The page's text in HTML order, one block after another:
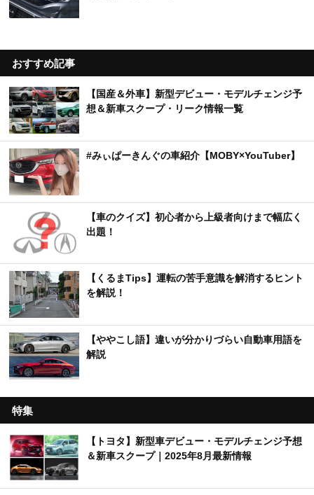
おすすめ記事
【国産＆外車】新型デビュー・モデルチェンジ予
想＆新車スクープ・リーク情報一覧
#みぃぱーきんぐの車紹介【MOBY×YouTuber】
【車のクイズ】初心者から上級者向けまで幅広く
出題！
【くるまTips】運転の苦手意識を解消するヒント
を解説！
【ややこし語】違いが分かりづらい自動車用語を
解説
特集
【トヨタ】新型車デビュー・モデルチェンジ予想
＆新車スクープ｜2025年8月最新情報